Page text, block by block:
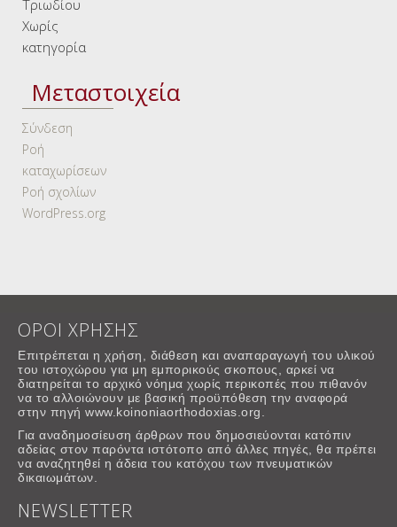
Τριωδίου
Χωρίς
κατηγορία
Μεταστοιχεία
Σύνδεση
Ροή
καταχωρίσεων
Ροή σχολίων
WordPress.org
ΟΡΟΙ ΧΡΗΣΗΣ
Επιτρέπεται η χρήση, διάθεση και αναπαραγωγή του υλικού
του ιστοχώρου για μη εμπορικούς σκοπους, αρκεί να
διατηρείται το αρχικό νόημα χωρίς περικοπές που πιθανόν
να το αλλοιώνουν με βασική προϋπόθεση την αναφορά
στην πηγή www.koinoniaorthodoxias.org.
Για αναδημοσίευση άρθρων που δημοσιεύονται κατόπιν
αδείας στον παρόντα ιστότοπο από άλλες πηγές, θα πρέπει
να αναζητηθεί η άδεια του κατόχου των πνευματικών
δικαιωμάτων.
NEWSLETTER